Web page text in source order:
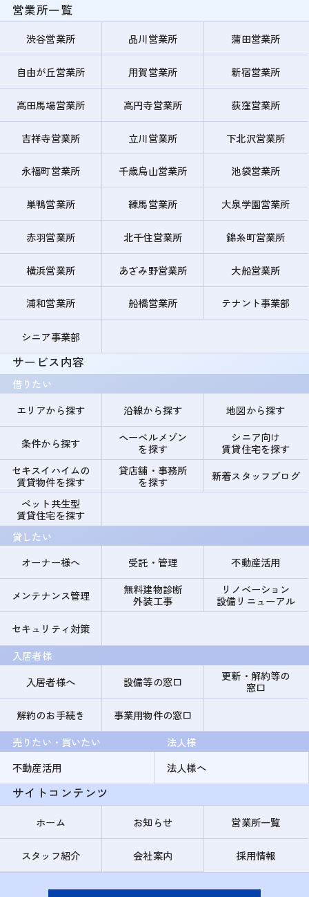
営業所一覧
渋谷営業所 品川営業所 蒲田営業所
自由が丘営業所 用賀営業所 新宿営業所
高田馬場営業所 高円寺営業所 荻窪営業所
吉祥寺営業所 立川営業所 下北沢営業所
永福町営業所 千歳烏山営業所 池袋営業所
巣鴨営業所 練馬営業所 大泉学園営業所
赤羽営業所 北千住営業所 錦糸町営業所
横浜営業所 あざみ野営業所 大船営業所
浦和営業所 船橋営業所 テナント事業部
シニア事業部
サービス内容
借りたい
エリアから探す
沿線から探す 地図から探す
条件から探す
ヘーベルメゾン
を探す
シニア向け
賃貸住宅を探す
セキスイハイムの
賃貸物件を探す
貸店舗・事務所
を探す
新着スタッフブログ
ペット共生型
賃貸住宅を探す
貸したい
オーナー様へ
受託・管理 不動産活用
メンテナンス管理
無料建物診断
外装工事
リノベーション
設備リニューアル
セキュリティ対策
入居者様
入居者様へ
設備等の窓口
更新・解約等の
窓口
解約のお手続き
事業用物件の窓口
売りたい・買いたい
不動産活用
法人様
法人様へ
サイトコンテンツ
ホーム お知らせ 営業所一覧
スタッフ紹介 会社案内 採用情報